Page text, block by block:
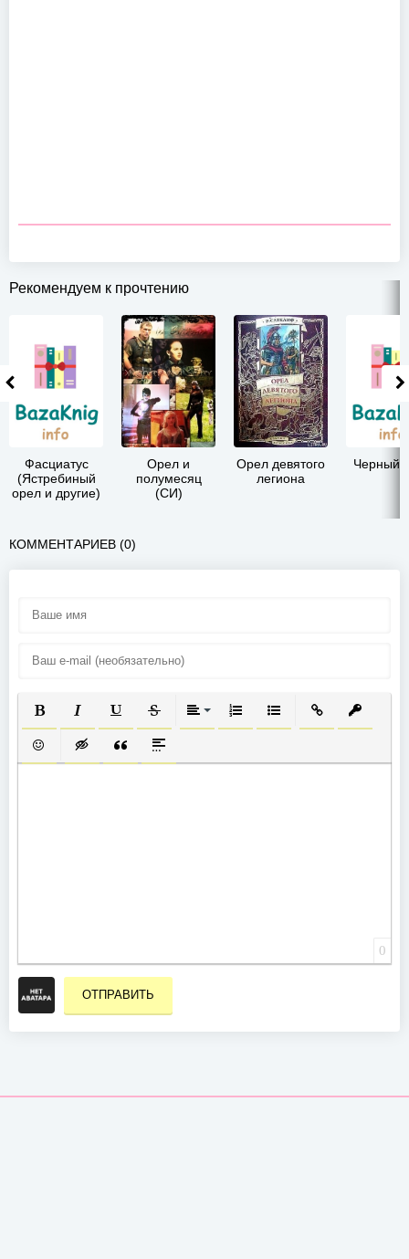
Рекомендуем к прочтению
Фасциатус
(Ястребиный
орел и другие)
Орел и
полумесяц
(СИ)
Орел девятого
легиона
Черный
КОММЕНТАРИЕВ (0)
ПОЛУЖИРНЫЙ
КУРСИВПОДЧЕРКНУТЫЙ
ЗАЧЕРКНУТЫЙВЫРАВНИВАНИЕ
НУМЕРОВАННЫЙ СПИСОК
МАРКИРОВАННЫЙ
ВСТАВИТЬ
ВСТАВИТЬ СМАЙЛИК
ВСТАВКА СКРЫТОГО ТЕКСТА
ВСТАВКА ЦИТАТЫ
ВСТАВКА СПОЙЛЕРА
0
ОТПРАВИТЬ